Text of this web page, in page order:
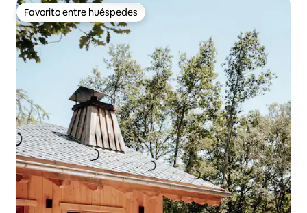
Favorito entre huéspedes
Favorito entre huéspedes